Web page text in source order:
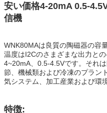
安い価格4-20mA 0.5-
信機
WNK80MAは良質の陶磁器の容
温度はI2Cのさまざまな出力と
4~20mA、0.5-4.5Vです。それ
節、機械類および冷凍のプラン
気システム、加工産業および環
特徴: